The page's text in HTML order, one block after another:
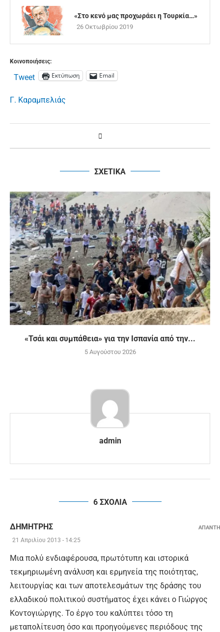
«Στο κενό μας προχωράει η Τουρκία…»
26 Οκτωβρίου 2019
Κοινοποιήσεις:
Tweet Εκτύπωση Email
Γ. Καραμπελιάς
ΣΧΕΤΙΚΑ
«Τσάι και συμπάθεια» για την Ισπανία από την...
5 Αυγούστου 2026
admin
6 ΣΧΟΛΙΑ
ΔΗΜΉΤΡΗΣ
21 Απριλίου 2013 - 14:25
Μια πολύ ενδιαφέρουσα, πρωτότυπη και ιστορικά
τεκμηριωμένη ανάλυση και ερμηνεία της ποιότητας,
λειτουργίας και των αποτελεσμάτων της δράσης του
ελλαδικού πολιτικού συστήματος έχει κάνει ο Γιώργος
Κοντογιώργης. Το έργο του καλύπτει τόσο τη
μεταπολίτευση όσο και προηγούμενες περιόδους της